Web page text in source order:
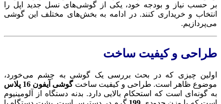
بر حسب نیاز و بودجه خود، یکی از گوشی‌های نسل جدید اپل را
انتخاب و خریداری کنند. در ادامه به بخش‌های مختلف این گوشی
می‌پردازیم.
طراحی و کیفیت ساخت
اولین چیزی که در بحث بررسی یک گوشی به چشم می‌خورد،
موضوع ظاهر است. طراحی و کیفیت ساختگوشی آیفون 16 پلاس
به گونه‌ای است که استحکام بالایی دارد. بدنه دستگاه از آلومینیوم